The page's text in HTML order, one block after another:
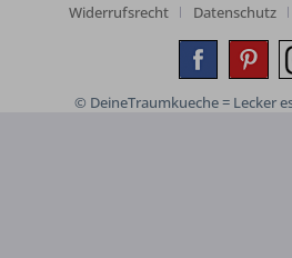
Widerrufsrecht
Datenschutz
© DeineTraumkueche = Lecker